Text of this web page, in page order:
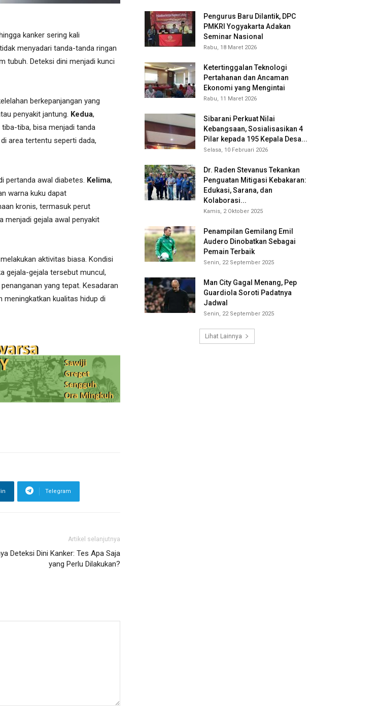
kanker sering kali
menyadari tanda-tanda ringan
tubuh. Deteksi dini menjadi kunci
berkepanjangan yang
penyakit jantung. Kedua,
tiba, bisa menjadi tanda
area tertentu seperti dada,
pertanda awal diabetes. Kelima,
warna kuku dapat
kronis, termasuk perut
menjadi gejala awal penyakit
aktivitas biasa. Kondisi
gejala-gejala tersebut muncul,
yang tepat. Kesadaran
meningkatkan kualitas hidup di
Telegram
Artikel selanjutnya
Deteksi Dini Kanker: Tes Apa Saja
yang Perlu Dilakukan?
Pengurus Baru Dilantik, DPC
PMKRI Yogyakarta Adakan
Seminar Nasional
Rabu, 18 Maret 2026
Ketertinggalan Teknologi
Pertahanan dan Ancaman
Ekonomi yang Mengintai
Rabu, 11 Maret 2026
Sibarani Perkuat Nilai
Kebangsaan, Sosialisasikan 4
Pilar kepada 195 Kepala Desa...
Selasa, 10 Februari 2026
Dr. Raden Stevanus Tekankan
Penguatan Mitigasi Kebakaran:
Edukasi, Sarana, dan
Kolaborasi...
Kamis, 2 Oktober 2025
Penampilan Gemilang Emil
Audero Dinobatkan Sebagai
Pemain Terbaik
Senin, 22 September 2025
Man City Gagal Menang, Pep
Guardiola Soroti Padatnya
Jadwal
Senin, 22 September 2025
Lihat Lainnya